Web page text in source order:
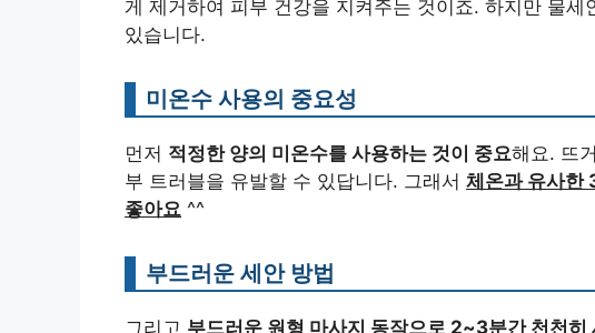
게 제거하여 피부 건강을 지켜주는 것이죠. 하지만 물
있습니다.
미온수 사용의 중요성
먼저 적정한 양의 미온수를 사용하는 것이 중요해요. 뜨
부 트러블을 유발할 수 있답니다. 그래서 체온과 유사한
좋아요 ^^
부드러운 세안 방법
그리고 부드러운 원형 마사지 동작으로 2~3분간 천천